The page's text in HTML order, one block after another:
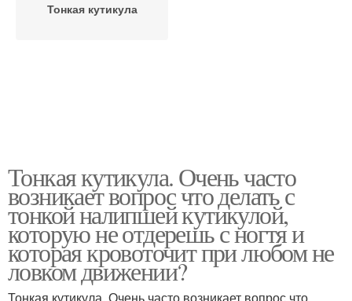
Тонкая кутикула
Тонкая кутикула. Очень часто
возникает вопрос что делать с
тонкой налипшей кутикулой,
которую не отдерешь с ногтя и
которая кровоточит при любом не
ловком движении?